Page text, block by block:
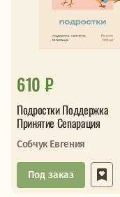
610 ₽
Подростки Поддержка
Принятие Сепарация
Собчук Евгения
Под заказ